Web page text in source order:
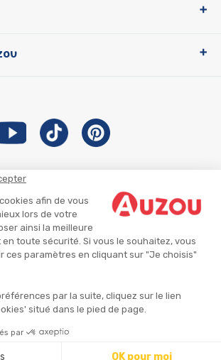
afin de vous
lors de votre
ainsi la meilleure
toute sécurité. Si vous le souhaitez, vous
ces paramètres en cliquant sur "Je choisis"
par la suite, cliquez sur le lien
situé dans le pied de page.
par
OK pour moi
Auzou
CGU
CGV
Mentions légales
© 2026 - AUZOU |